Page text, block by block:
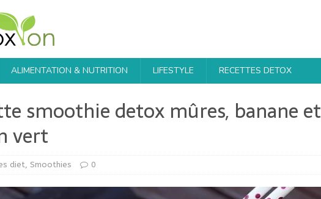
ALIMENTATION & NUTRITION LIFESTYLE RECETTES DETOX
smoothie detox mûres, banane et
vert
diet, Smoothies 0